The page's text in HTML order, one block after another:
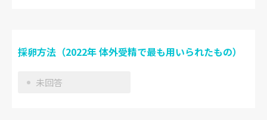
採卵方法（2022年 体外受精で最も用いられたもの）
未回答